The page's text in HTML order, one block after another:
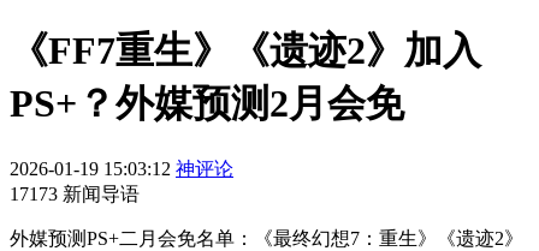
《FF7重生》《遗迹2》加入
PS+？外媒预测2月会免
2026-01-19 15:03:12 神评论
17173 新闻导语
外媒预测PS+二月会免名单：《最终幻想7：重生》《遗迹2》